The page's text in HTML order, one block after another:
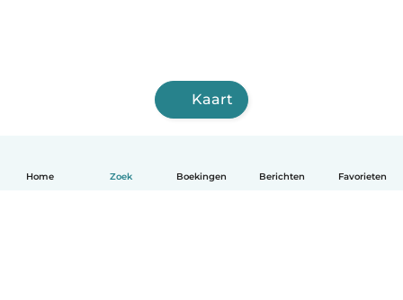
Home Zoek Boekingen Berichten Favorieten
Kaart